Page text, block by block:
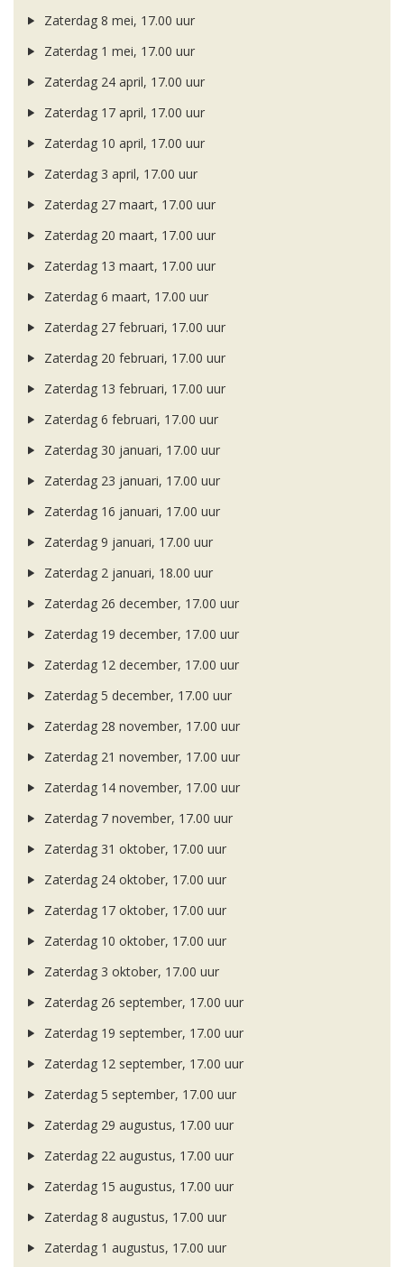
Zaterdag 8 mei, 17.00 uur
Zaterdag 1 mei, 17.00 uur
Zaterdag 24 april, 17.00 uur
Zaterdag 17 april, 17.00 uur
Zaterdag 10 april, 17.00 uur
Zaterdag 3 april, 17.00 uur
Zaterdag 27 maart, 17.00 uur
Zaterdag 20 maart, 17.00 uur
Zaterdag 13 maart, 17.00 uur
Zaterdag 6 maart, 17.00 uur
Zaterdag 27 februari, 17.00 uur
Zaterdag 20 februari, 17.00 uur
Zaterdag 13 februari, 17.00 uur
Zaterdag 6 februari, 17.00 uur
Zaterdag 30 januari, 17.00 uur
Zaterdag 23 januari, 17.00 uur
Zaterdag 16 januari, 17.00 uur
Zaterdag 9 januari, 17.00 uur
Zaterdag 2 januari, 18.00 uur
Zaterdag 26 december, 17.00 uur
Zaterdag 19 december, 17.00 uur
Zaterdag 12 december, 17.00 uur
Zaterdag 5 december, 17.00 uur
Zaterdag 28 november, 17.00 uur
Zaterdag 21 november, 17.00 uur
Zaterdag 14 november, 17.00 uur
Zaterdag 7 november, 17.00 uur
Zaterdag 31 oktober, 17.00 uur
Zaterdag 24 oktober, 17.00 uur
Zaterdag 17 oktober, 17.00 uur
Zaterdag 10 oktober, 17.00 uur
Zaterdag 3 oktober, 17.00 uur
Zaterdag 26 september, 17.00 uur
Zaterdag 19 september, 17.00 uur
Zaterdag 12 september, 17.00 uur
Zaterdag 5 september, 17.00 uur
Zaterdag 29 augustus, 17.00 uur
Zaterdag 22 augustus, 17.00 uur
Zaterdag 15 augustus, 17.00 uur
Zaterdag 8 augustus, 17.00 uur
Zaterdag 1 augustus, 17.00 uur